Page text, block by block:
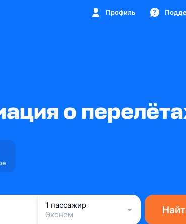
Профиль
о
1 пассажир
Эконом